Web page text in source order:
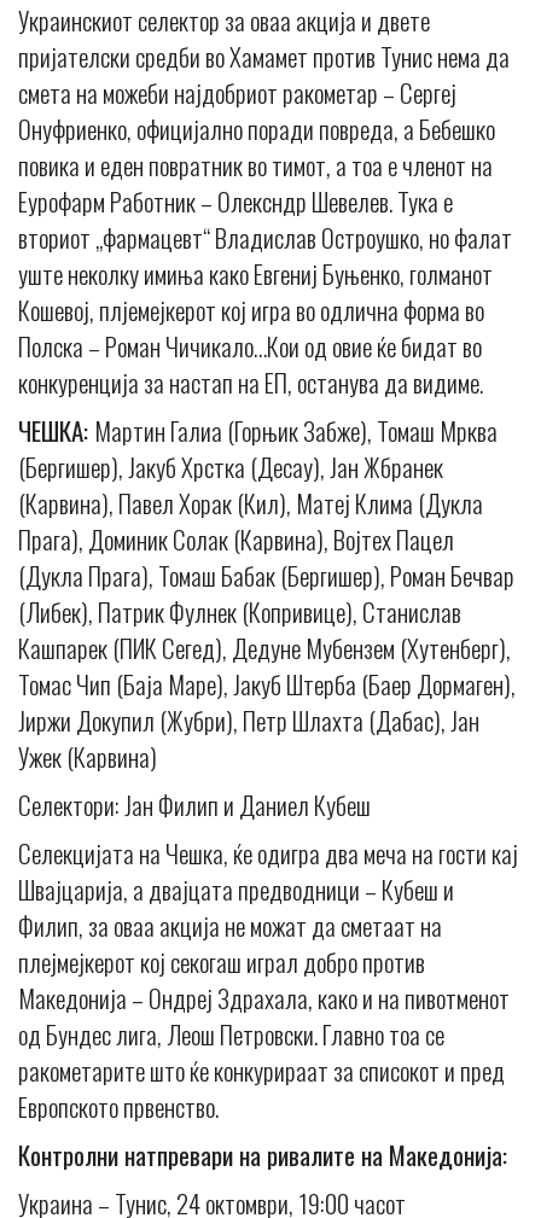
Украинскиот селектор за оваа акција и двете
пријателски средби во Хамамет против Тунис нема да
смета на можеби најдобриот ракометар – Сергеј
Онуфриенко, официјално поради повреда, а Бебешко
повика и еден повратник во тимот, а тоа е членот на
Еурофарм Работник – Олексндр Шевелев. Тука е
вториот „фармацевт“ Владислав Остроушко, но фалат
уште неколку имиња како Евгениј Буњенко, голманот
Кошевој, плјемејкерот кој игра во одлична форма во
Полска – Роман Чичикало…Кои од овие ќе бидат во
конкуренција за настап на ЕП, останува да видиме.
ЧЕШКА: Мартин Галиа (Горњик Забже), Томаш Мрква
(Бергишер), Јакуб Хрстка (Десау), Јан Жбранек
(Карвина), Павел Хорак (Кил), Матеј Клима (Дукла
Прага), Доминик Солак (Карвина), Војтех Пацел
(Дукла Прага), Томаш Бабак (Бергишер), Роман Бечвар
(Либек), Патрик Фулнек (Копривице), Станислав
Кашпарек (ПИК Сегед), Дедуне Мубензем (Хутенберг),
Томас Чип (Баја Маре), Јакуб Штерба (Баер Дормаген),
Јиржи Докупил (Жубри), Петр Шлахта (Дабас), Јан
Ужек (Карвина)
Селектори: Јан Филип и Даниел Кубеш
Селекцијата на Чешка, ќе одигра два меча на гости кај
Швајцарија, а двајцата предводници – Кубеш и
Филип, за оваа акција не можат да сметаат на
плејмејкерот кој секогаш играл добро против
Македонија – Ондреј Здрахала, како и на пивотменот
од Бундес лига, Леош Петровски. Главно тоа се
ракометарите што ќе конкурираат за списокот и пред
Европското првенство.
Контролни натпревари на ривалите на Македонија:
Украина – Тунис, 24 октомври, 19:00 часот